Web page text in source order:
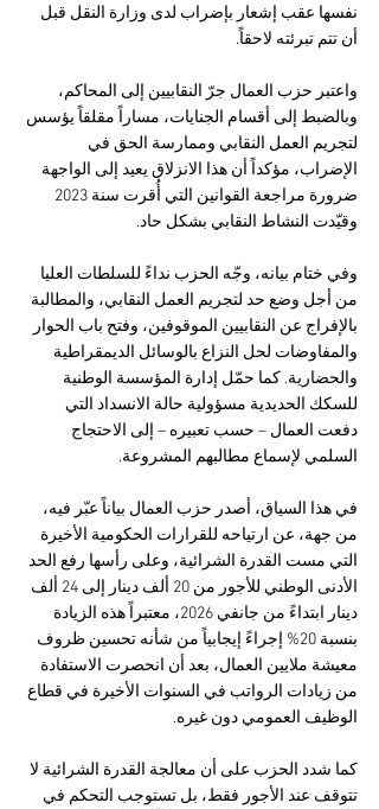
نفسها عقب إشعار بإضراب لدى وزارة النقل قبل
أن تتم تبرئته لاحقاً.
واعتبر حزب العمال جرّ النقابيين إلى المحاكم،
وبالضبط إلى أقسام الجنايات، مساراً مقلقاً يؤسس
لتجريم العمل النقابي وممارسة الحق في
الإضراب، مؤكداً أن هذا الانزلاق يعيد إلى الواجهة
وقيّدت النشاط النقابي بشكل حاد.
وفي ختام بيانه، وجّه الحزب نداءً للسلطات العليا
من أجل وضع حد لتجريم العمل النقابي، والمطالبة
بالإفراج عن النقابيين الموقوفين، وفتح باب الحوار
والمفاوضات لحل النزاع بالوسائل الديمقراطية
والحضارية. كما حمّل إدارة المؤسسة الوطنية
للسكك الحديدية مسؤولية حالة الانسداد التي
دفعت العمال – حسب تعبيره – إلى الاحتجاج
السلمي لإسماع مطالبهم المشروعة.
في هذا السياق، أصدر حزب العمال بياناً عبّر فيه،
من جهة، عن ارتياحه للقرارات الحكومية الأخيرة
التي مست القدرة الشرائية، وعلى رأسها رفع الحد
الأدنى الوطني للأجور من 20 ألف دينار إلى 24 ألف
دينار ابتداءً من جانفي 2026، معتبراً هذه الزيادة
بنسبة 20% إجراءً إيجابياً من شأنه تحسين ظروف
معيشة ملايين العمال، بعد أن انحصرت الاستفادة
من زيادات الرواتب في السنوات الأخيرة في قطاع
الوظيف العمومي دون غيره.
كما شدد الحزب على أن معالجة القدرة الشرائية لا
تتوقف عند الأجور فقط، بل تستوجب التحكم في